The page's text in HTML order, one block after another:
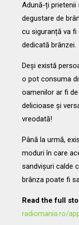
Adună-ți prietenii
degustare de
cu siguranță va fi
dedicată brânzei.
Deși există
o pot consuma
oamenilor ar fi
delicioase și
vreodată!
Până la urmă,
moduri în care
sandvișuri calde
brânza poate fi
Read the full
radiomania.ro/